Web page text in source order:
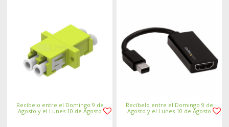
Recíbelo entre el Domingo 9 de
Agosto y el Lunes 10 de Agosto
Recíbelo entre el Domingo 9 de
Agosto y el Lunes 10 de Agosto